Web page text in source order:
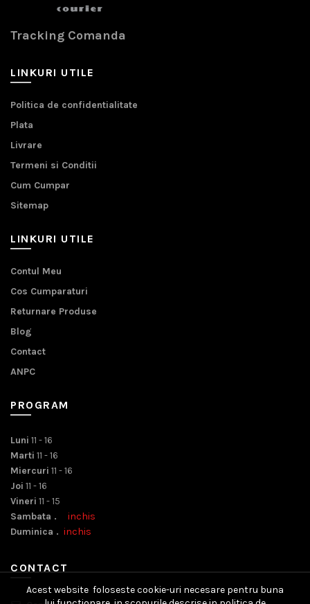
Tracking Comanda
LINKURI UTILE
Politica de confidentialitate
Plata
Livrare
Termeni si Conditii
Cum Cumpar
Sitemap
LINKURI UTILE
Contul Meu
Cos Cumparaturi
Returnare Produse
Blog
Contact
ANPC
PROGRAM
Luni 11 - 16
Marti 11 - 16
Miercuri 11 - 16
Joi 11 - 16
Vineri 11 - 15
Sambata . inchis
Duminica . inchis
CONTACT
Acest website foloseste cookie-uri necesare pentru buna